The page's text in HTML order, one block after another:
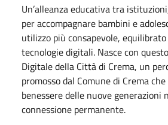
Un’alleanza educativa tra
per accompagnare bambini e
utilizzo più consapevole,
tecnologie digitali. Nasce con
Digitale della Città di Crema, un
promosso dal Comune di Crema
benessere delle nuove generazioni
connessione permanente.